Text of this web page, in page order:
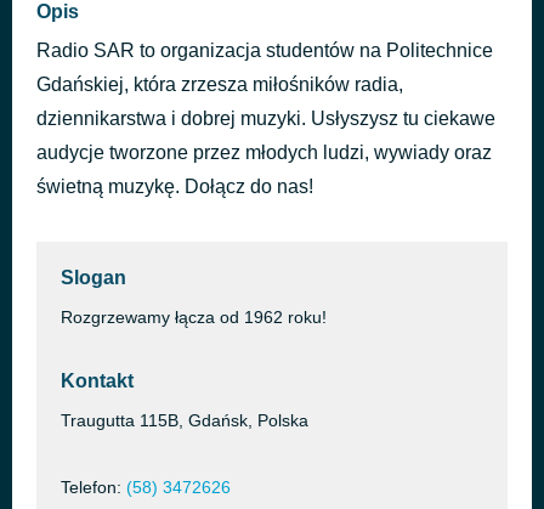
Kocham Cię jak Irlandię
Kobranocka
Dziewczyna Szamana
Justyna Steczkowska
1 godzinę temu
Opis
Radio SAR to organizacja studentów na Politechnice
Gdańskiej, która zrzesza miłośników radia,
dziennikarstwa i dobrej muzyki. Usłyszysz tu ciekawe
audycje tworzone przez młodych ludzi, wywiady oraz
świetną muzykę. Dołącz do nas!
Slogan
Rozgrzewamy łącza od 1962 roku!
Kontakt
Traugutta 115B, Gdańsk, Polska
Telefon: (58) 3472626